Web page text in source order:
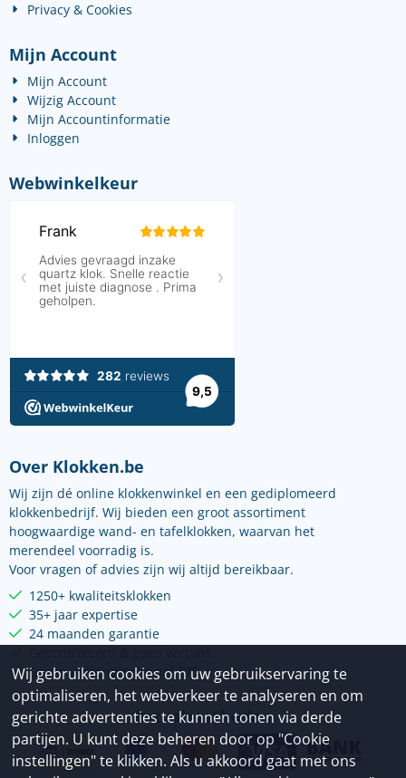
Privacy & Cookies
Mijn Account
Mijn Account
Wijzig Account
Mijn Accountinformatie
Inloggen
Webwinkelkeur
Over Klokken.be
Wij zijn dé online klokkenwinkel en een gediplomeerd
klokkenbedrijf. Wij bieden een groot assortiment
hoogwaardige wand- en tafelklokken, waarvan het
merendeel voorradig is.
Voor vragen of advies zijn wij altijd bereikbaar.
1250+ kwaliteitsklokken
35+ jaar expertise
24 maanden garantie
Gratis verzending vanaf €75
Betaalmethoden
Wij gebruiken cookies om uw gebruikservaring te
optimaliseren, het webverkeer te analyseren en om
gerichte advertenties te kunnen tonen via derde
partijen. U kunt deze beheren door op "Cookie
instellingen" te klikken. Als u akkoord gaat met ons